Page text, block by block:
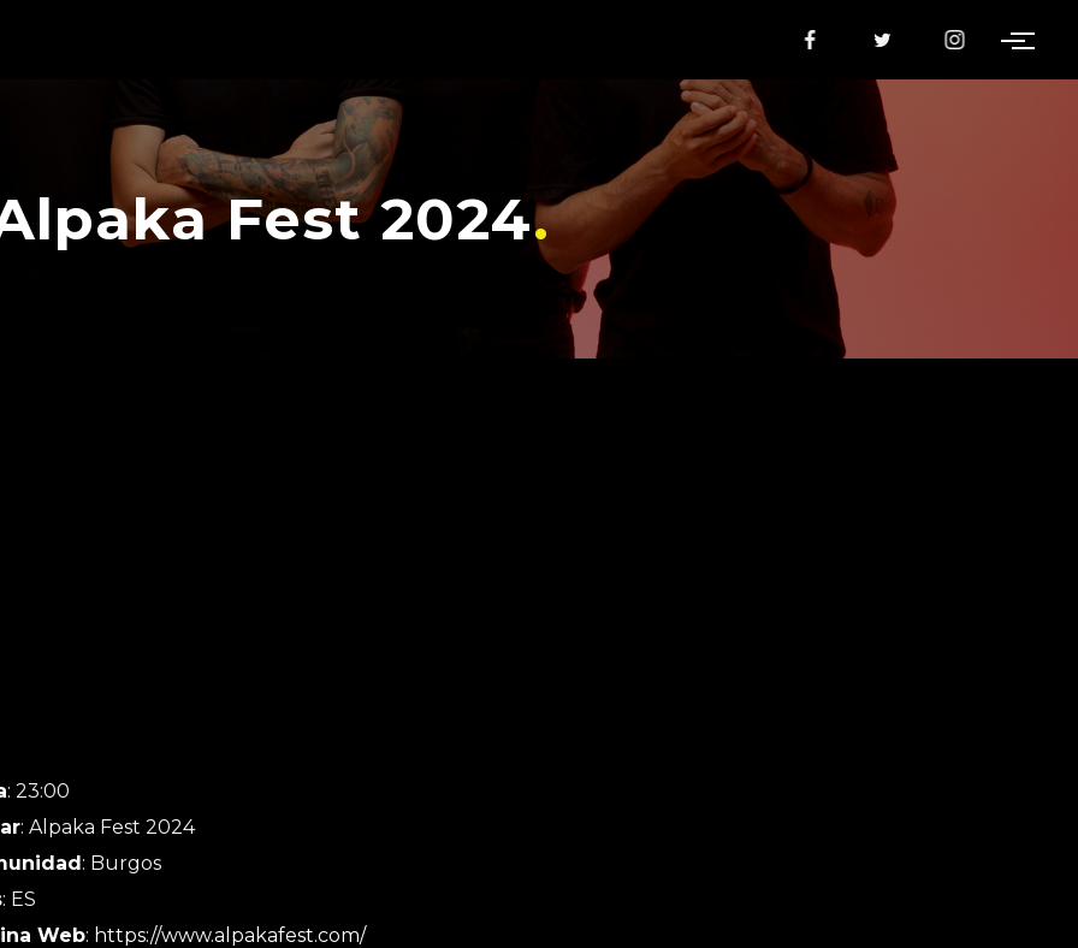
Fest 2024
: 23:00
: Alpaka Fest 2024
: Burgos
: ES
Web: https://www.alpakafest.com/